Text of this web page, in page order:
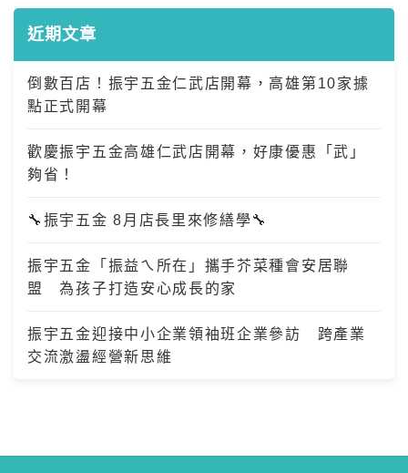
近期文章
倒數百店！振宇五金仁武店開幕，高雄第10家據
點正式開幕
歡慶振宇五金高雄仁武店開幕，好康優惠「武」
夠省！
🔧振宇五金 8月店長里來修繕學🔧
振宇五金「振益ㄟ所在」攜手芥菜種會安居聯
盟 為孩子打造安心成長的家
振宇五金迎接中小企業領袖班企業參訪 跨產業
交流激盪經營新思維